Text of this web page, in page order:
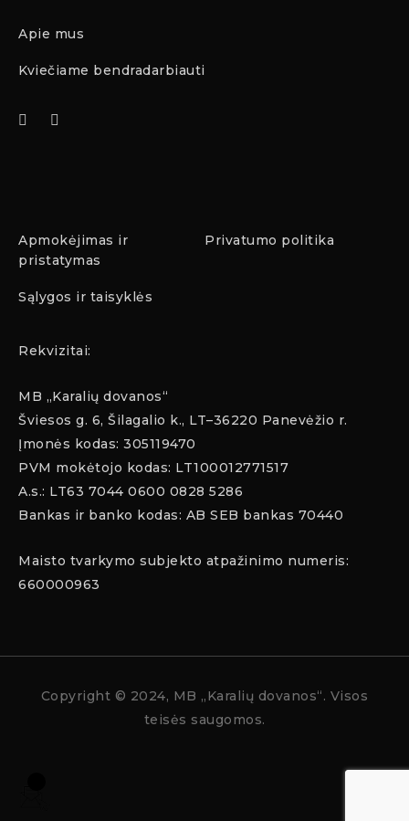
Apie mus
Kviečiame bendradarbiauti
Apmokėjimas ir
pristatymas
Privatumo politika
Sąlygos ir taisyklės
Rekvizitai:
MB „Karalių dovanos“
Šviesos g. 6, Šilagalio k., LT–36220 Panevėžio r.
Įmonės kodas: 305119470
PVM mokėtojo kodas: LT100012771517
A.s.: LT63 7044 0600 0828 5286
Bankas ir banko kodas: AB SEB bankas 70440
Maisto tvarkymo subjekto atpažinimo numeris:
660000963
Copyright © 2024, MB „Karalių dovanos“. Visos
teisės saugomos.